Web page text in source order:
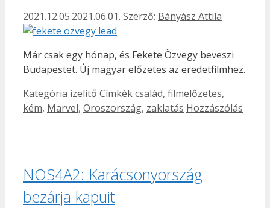
2021.12.05.2021.06.01. Szerző: Bányász Attila
Már csak egy hónap, és Fekete Özvegy beveszi
Budapestet. Új magyar előzetes az eredetfilmhez.
Kategória ízelítő Címkékcsalád, filmelőzetes,
kém, Marvel, Oroszország, zaklatás Hozzászólás
NOS4A2: Karácsonyország
bezárja kapuit